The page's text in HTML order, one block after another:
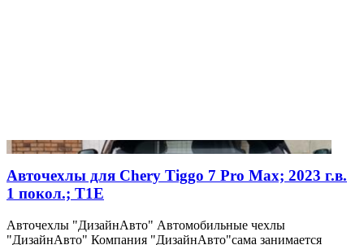
Авточехлы для Chery Tiggo 7 Pro Max; 2023 г.в.
1 покол.; Т1Е
Авточехлы "ДизайнАвто" Автомобильные чехлы
"ДизайнАвто" Компания "ДизайнАвто"сама занимается